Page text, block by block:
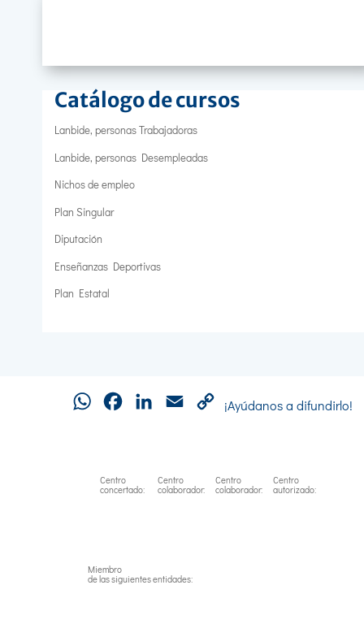
Catálogo de cursos
Lanbide, personas Trabajadoras
Lanbide, personas Desempleadas
Nichos de empleo
Plan Singular
Diputación
Enseñanzas Deportivas
Plan Estatal
WhatsAppFacebookLinkedInEmail
Copy
¡Ayúdanos a difundirlo!
Centro
concertado:
Centro
colaborador:
Centro
colaborador:
Centro
autorizado:
Miembro
de las siguientes entidades: